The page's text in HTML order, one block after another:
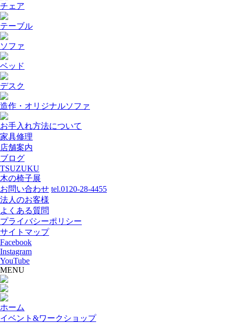
チェア
テーブル
ソファ
ベッド
デスク
造作・オリジナルソファ
お手入れ方法について
家具修理
店舗案内
ブログ
TSUZUKU
木の椅子展
お問い合わせ tel.0120-28-4455
法人のお客様
よくある質問
プライバシーポリシー
サイトマップ
Facebook
Instagram
YouTube
MENU
ホーム
イベント&ワークショップ